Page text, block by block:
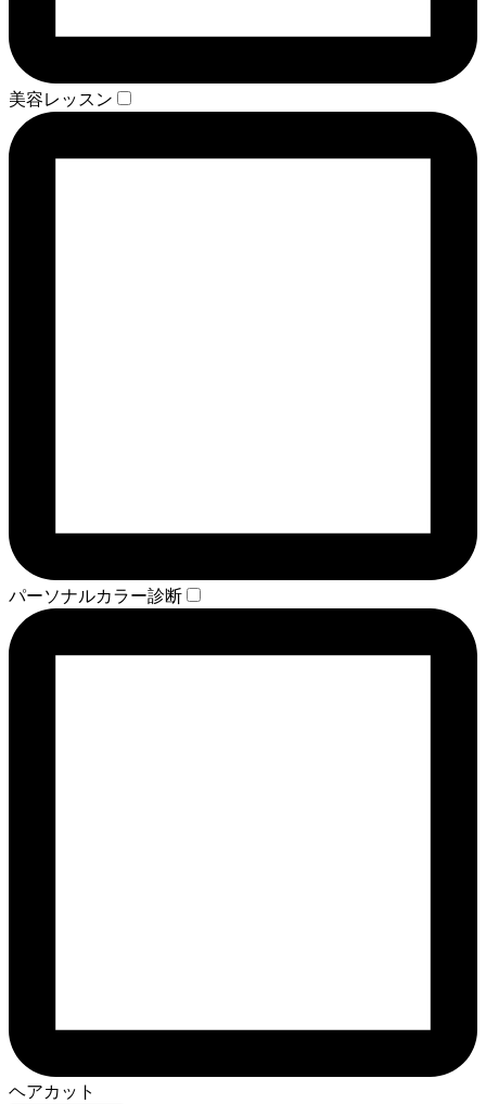
美容レッスン
パーソナルカラー診断
ヘアカット